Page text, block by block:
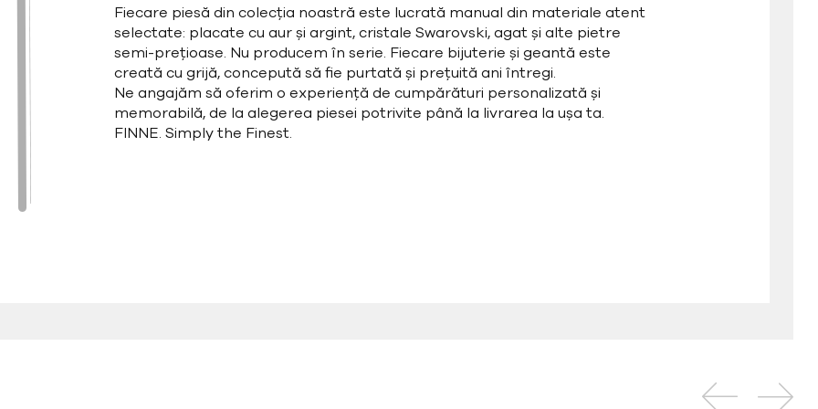
Fiecare piesă din colecția noastră este lucrată manual din materiale atent
selectate: placate cu aur și argint, cristale Swarovski, agat și alte pietre
semi-prețioase. Nu producem în serie. Fiecare bijuterie și geantă este
creată cu grijă, concepută să fie purtată și prețuită ani întregi.
Ne angajăm să oferim o experiență de cumpărături personalizată și
memorabilă, de la alegerea piesei potrivite până la livrarea la ușa ta.
FINNE. Simply the Finest.